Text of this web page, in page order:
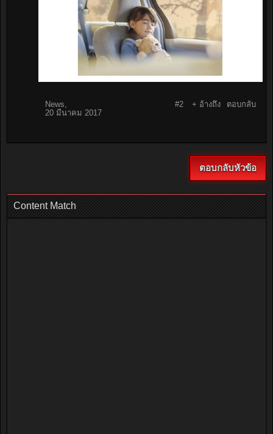
News
20 มีนาคม 2017
#2 + อ้างถึง ตอบกลับ
ตอบกลับหัวข้อ
Content Match